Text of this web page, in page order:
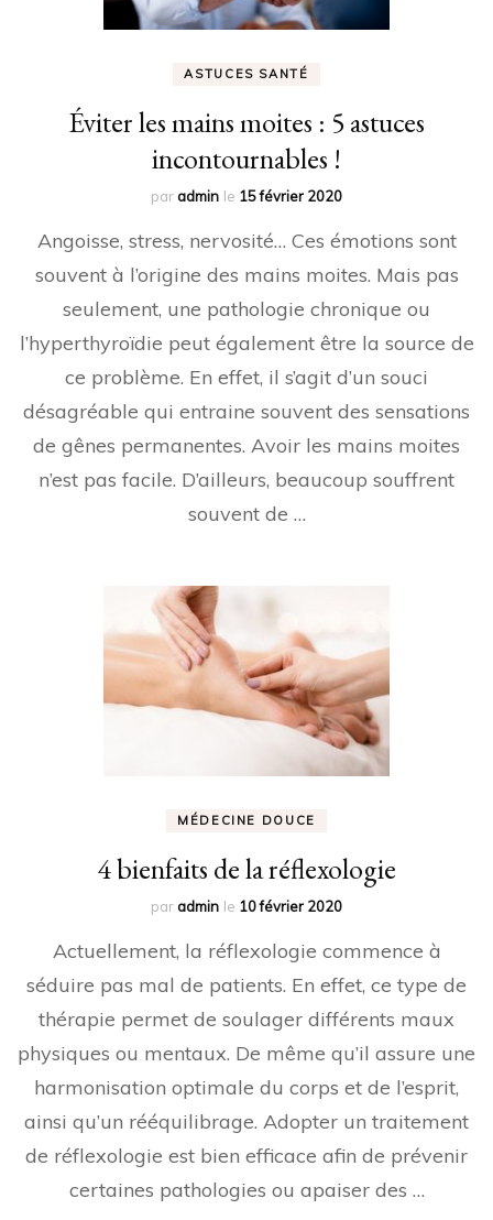
ASTUCES SANTÉ
Éviter les mains moites : 5 astuces
incontournables !
paradmin le 15 février 2020
Angoisse, stress, nervosité… Ces émotions sont
souvent à l’origine des mains moites. Mais pas
seulement, une pathologie chronique ou
l’hyperthyroïdie peut également être la source de
ce problème. En effet, il s’agit d’un souci
désagréable qui entraine souvent des sensations
de gênes permanentes. Avoir les mains moites
n’est pas facile. D’ailleurs, beaucoup souffrent
souvent de …
MÉDECINE DOUCE
4 bienfaits de la réflexologie
paradmin le 10 février 2020
Actuellement, la réflexologie commence à
séduire pas mal de patients. En effet, ce type de
thérapie permet de soulager différents maux
physiques ou mentaux. De même qu’il assure une
harmonisation optimale du corps et de l’esprit,
ainsi qu’un rééquilibrage. Adopter un traitement
de réflexologie est bien efficace afin de prévenir
certaines pathologies ou apaiser des …